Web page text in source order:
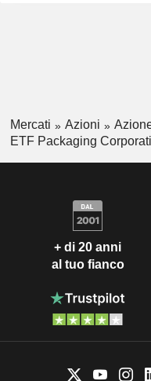
Mercati Azioni
ETF Packaging
+ di 20 anni
al tuo fianco